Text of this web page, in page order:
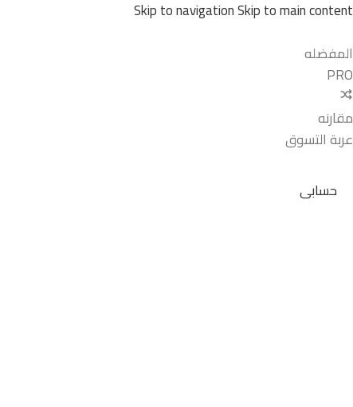
Skip to navigationSkip to main content
المفضله
PRO
مقارنه
عربة التسوق
حسابى